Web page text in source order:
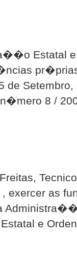
Estatal
8 /
exercer as
e